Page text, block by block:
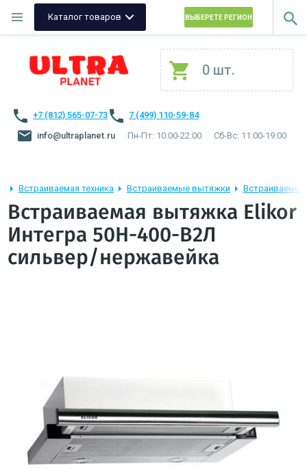
Каталог товаров ВЫБЕРЕТЕ РЕГИОН
0 шт.
+7 (812) 565-07-73
7 (499) 110-59-84
info@ultraplanet.ru
Пн-Пт: 10:00-22:00 Сб-Вс: 11:00-19:00
Встраиваемая техника Встраиваемые вытяжки
Встраиваемая вытяжка Elikor
Интегра 50Н-400-В2Л
сильвер/нержавейка